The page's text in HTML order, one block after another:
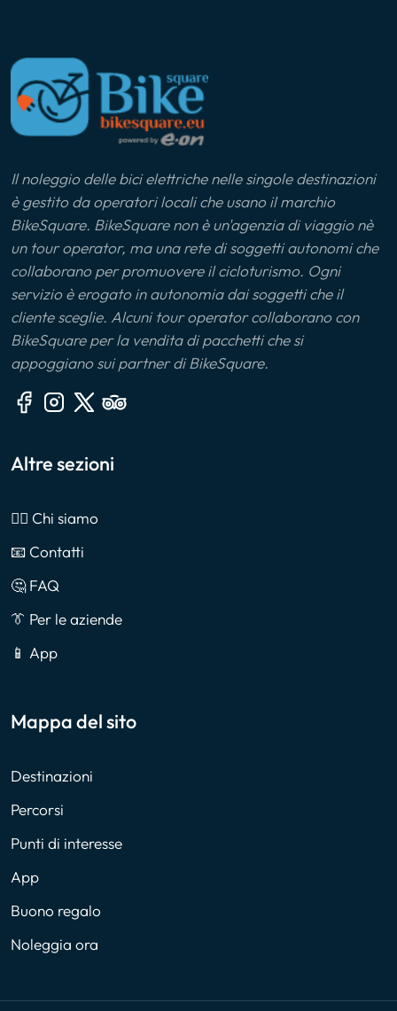
Il noleggio delle bici elettriche nelle singole destinazioni
è gestito da operatori locali che usano il marchio
BikeSquare. BikeSquare non è un'agenzia di viaggio nè
un tour operator, ma una rete di soggetti autonomi che
collaborano per promuovere il cicloturismo. Ogni
servizio è erogato in autonomia dai soggetti che il
cliente sceglie. Alcuni tour operator collaborano con
BikeSquare per la vendita di pacchetti che si
appoggiano sui partner di BikeSquare.
Altre sezioni
🙎‍♂️ Chi siamo
📧 Contatti
🤔 FAQ
👔 Per le aziende
📱 App
Mappa del sito
Destinazioni
Percorsi
Punti di interesse
App
Buono regalo
Noleggia ora